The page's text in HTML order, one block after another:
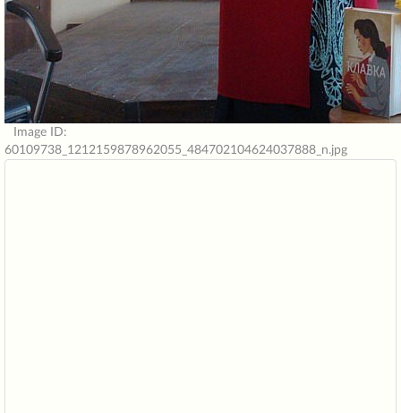
Image ID:
60109738_1212159878962055_484702104624037888_n.jpg